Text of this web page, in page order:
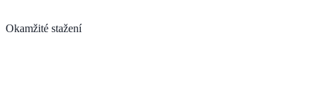
Okamžité stažení